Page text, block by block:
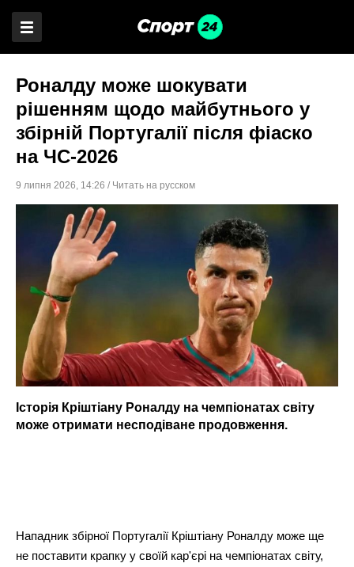
Роналду може шокувати
рішенням щодо майбутнього у
збірній Португалії після фіаско
на ЧС-2026
9 липня 2026, 14:26 / Читать на русском
Історія Кріштіану Роналду на чемпіонатах світу
може отримати несподіване продовження.
Нападник збірної Португалії Кріштіану Роналду може ще
не поставити крапку у своїй кар'єрі на чемпіонатах світу,